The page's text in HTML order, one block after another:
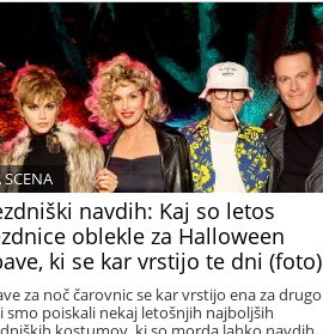
navdih: Kaj so letos
oblekle za Halloween
ki se kar vrstijo te dni (foto)
SCENA
za noč čarovnic se kar vrstijo ena za drugo
smo poiskali nekaj letošnjih najboljših